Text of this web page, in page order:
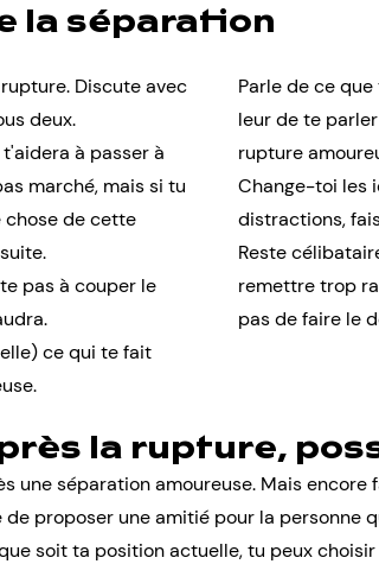
la séparation
Discute avec
deux.
à passer à
marché, mais si tu
chose de cette
pas à couper le
ce qui te fait
Parle de ce
leur de te
rupture
Change-toi les
distractions,
Reste
remettre trop
pas de faire le
la rupture,
une séparation amoureuse. Mais
proposer une amitié pour la personne
soit ta position actuelle, tu peux